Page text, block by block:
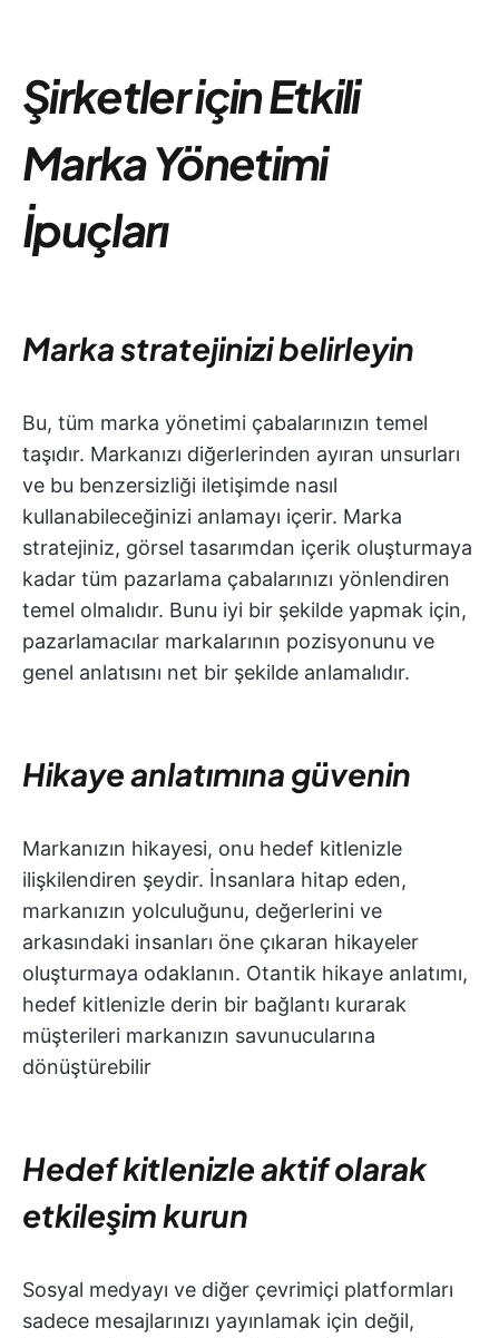
Şirketler için Etkili
Marka Yönetimi
İpuçları
Marka stratejinizi belirleyin
Bu, tüm marka yönetimi çabalarınızın temel
taşıdır. Markanızı diğerlerinden ayıran unsurları
ve bu benzersizliği iletişimde nasıl
kullanabileceğinizi anlamayı içerir. Marka
stratejiniz, görsel tasarımdan içerik oluşturmaya
kadar tüm pazarlama çabalarınızı yönlendiren
temel olmalıdır. Bunu iyi bir şekilde yapmak için,
pazarlamacılar markalarının pozisyonunu ve
genel anlatısını net bir şekilde anlamalıdır.
Hikaye anlatımına güvenin
Markanızın hikayesi, onu hedef kitlenizle
ilişkilendiren şeydir. İnsanlara hitap eden,
markanızın yolculuğunu, değerlerini ve
arkasındaki insanları öne çıkaran hikayeler
oluşturmaya odaklanın. Otantik hikaye anlatımı,
hedef kitlenizle derin bir bağlantı kurarak
müşterileri markanızın savunucularına
dönüştürebilir
Hedef kitlenizle aktif olarak
etkileşim kurun
Sosyal medyayı ve diğer çevrimiçi platformları
sadece mesajlarınızı yayınlamak için değil,